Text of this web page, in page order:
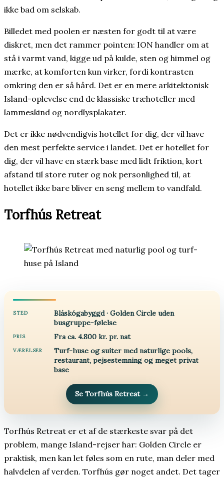
ikke bad om selskab.
Billedet med poolen er næsten for godt til at være
diskret, men det rammer pointen: ION handler om at
stå i varmt vand, kigge ud på kulde, sten og himmel og
mærke, at komforten kun virker, fordi kontrasten
omkring den er så hård. Det er en mere arkitektonisk
Island-oplevelse end de klassiske træhoteller med
lammeskind og nordlysplakater.
Det er ikke nødvendigvis hotellet for dig, der vil have
den mest perfekte service i landet. Det er hotellet for
dig, der vil have en stærk base med lidt friktion, kort
afstand til store ruter og nok personlighed til, at
hotellet ikke bare bliver en seng mellem to vandfald.
Torfhús Retreat
STED
Bláskógabyggd · Golden Circle uden
busgruppe-følelse
PRIS Fra ca. 4.800 kr. pr. nat
VÆRELSER
Turf-huse og suiter med naturlige pools,
restaurant, pejsestemning og meget privat
base
Se Torfhús Retreat →
Torfhús Retreat er et af de stærkeste svar på det
problem, mange Island-rejser har: Golden Circle er
praktisk, men kan let føles som en rute, man deler med
halvdelen af verden. Torfhús gør noget andet. Det tager